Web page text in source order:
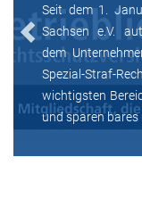
Seit dem 1.
Sachsen e.V.
dem
Spezial-Straf-
wichtigsten
und sparen bares
Previous